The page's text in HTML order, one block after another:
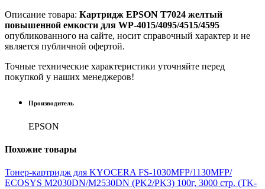
Описание товара: Картридж EPSON T7024 желтый
повышенной емкости для WP-4015/4095/4515/4595
опубликованного на сайте, носит справочный характер и не
является публичной офертой.
Точные технические характеристики уточняйте перед
покупкой у наших менеджеров!
Производитель
EPSON
Похожие товары
Тонер-картридж для KYOCERA FS-1030MFP/1130MFP/
ECOSYS M2030DN/M2530DN (PK2/PK3) 100г, 3000 стр. (TK-